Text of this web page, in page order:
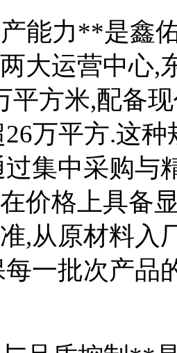
能力**是鑫
大运营中心,
平方米,配备
万平方.这
集中采购与
价格上具备
,从原材料入
一批次产品